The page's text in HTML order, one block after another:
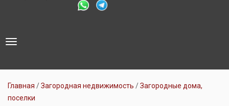
Toggle
Главная Загородная недвижимость
Загородные дома,
поселки